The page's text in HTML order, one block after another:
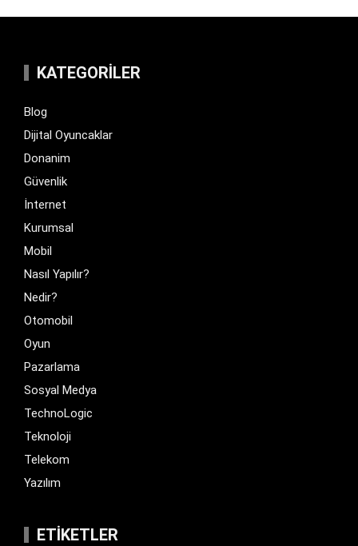
KATEGORILER
Blog
Dijital Oyuncaklar
Donanim
Güvenlik
İnternet
Kurumsal
Mobil
Nasıl Yapılır?
Nedir?
Otomobil
Oyun
Pazarlama
Sosyal Medya
TechnoLogic
Teknoloji
Telekom
Yazılım
ETIKETLER